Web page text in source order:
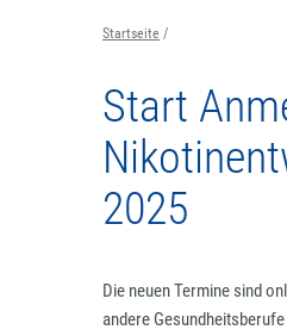
Startseite
Start
2025
Die neuen Termine sind
andere